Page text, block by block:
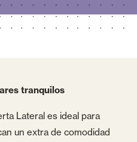
tranquilos
Lateral es ideal para
un extra de comodidad